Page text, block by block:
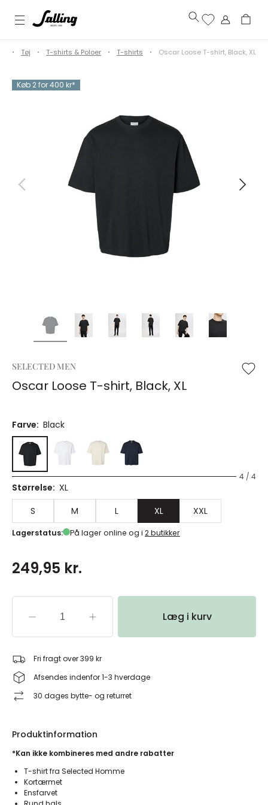
Tøj T-shirts & Poloer T-shirts Oscar Loose T-shirt, Black, XL
Køb 2 for 400 kr*
SELECTED MEN
Oscar Loose T-shirt, Black, XL
Farve: Black
4 / 4
Størrelse: XL
S
M L XL XXL
Lagerstatus: På lager online og i 2 butikker
249,95 kr.
Læg i kurv
Fri fragt over 399 kr
Afsendes indenfor 1-3 hverdage
30 dages bytte- og returret
Produktinformation
*Kan ikke kombineres med andre rabatter
T-shirt fra Selected Homme
Kortærmet
Ensfarvet